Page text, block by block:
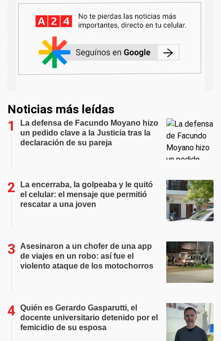
Noticias más leídas
La defensa de Facundo Moyano hizo
un pedido clave a la Justicia tras la
declaración de su pareja
La encerraba, la golpeaba y le quitó
el celular: el mensaje que permitió
rescatar a una joven
Asesinaron a un chofer de una app
de viajes en un robo: así fue el
violento ataque de los motochorros
Quién es Gerardo Gasparutti, el
docente universitario detenido por el
femicidio de su esposa